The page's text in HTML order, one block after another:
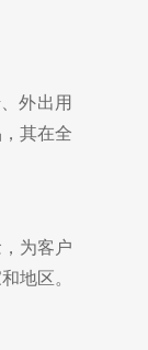
外出用
其在全
为客户
地区。